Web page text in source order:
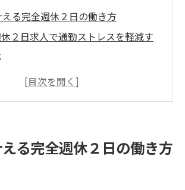
る完全週休２日の働き方
２日求人で通勤ストレスを軽減す
局で実現する理想の完全週休２日生
２日制が薬剤師にもたらす安心感
る完全週休２日の働き方